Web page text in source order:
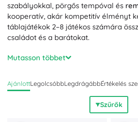
szabályokkal, pörgős tempóval és
kooperatív, akár kompetitív élményt
táblajátékok 2–8 játékos számára
családot és a barátokat.
Szereti a stratégiát, a dedukciót vagy
Stratégiai játékok, kooperatív játékok,
a kommunikációt és a csapatmunkát.
, változatos
moduláris szabályokat kínál; mások
rövid, 15–30 perces játékidővel
Mutasson többet
AjánlottLegolcsóbbLegdrágábbÉrtékelés
Szűrők